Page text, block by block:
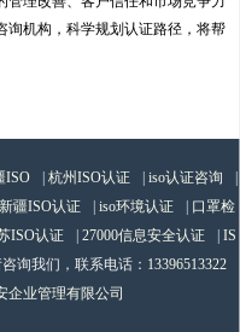
询机构，科学规划认证路径，将帮
ISO | 杭州ISO认证 | iso认证咨询
|
新疆ISO认证 | iso环境认证 | 口罩检
ISO认证 | 27000信息安全认证 | IS
询我们，联系电话： 13396513322
企业管理有限公司